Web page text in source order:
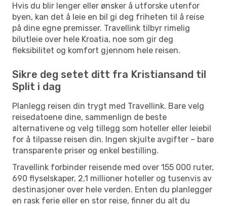
Hvis du blir lenger eller ønsker å utforske utenfor
byen, kan det å leie en bil gi deg friheten til å reise
på dine egne premisser. Travellink tilbyr rimelig
bilutleie over hele Kroatia, noe som gir deg
fleksibilitet og komfort gjennom hele reisen.
Sikre deg setet ditt fra Kristiansand til
Split i dag
Planlegg reisen din trygt med Travellink. Bare velg
reisedatoene dine, sammenlign de beste
alternativene og velg tillegg som hoteller eller leiebil
for å tilpasse reisen din. Ingen skjulte avgifter – bare
transparente priser og enkel bestilling.
Travellink forbinder reisende med over 155 000 ruter,
690 flyselskaper, 2,1 millioner hoteller og tusenvis av
destinasjoner over hele verden. Enten du planlegger
en rask ferie eller en stor reise, finner du alt du